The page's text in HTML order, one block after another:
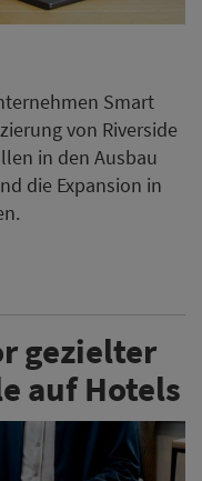
Smart
von Riverside
in den Ausbau
die Expansion in
gezielter
auf Hotels